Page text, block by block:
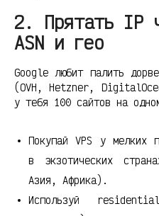
2. Прятать IP
ASN и гео
Google любит палить
(OVH, Hetzner,
у тебя 100 сайтов на
Покупай VPS у мелких
в экзотических
Азия, Африка).
Используй